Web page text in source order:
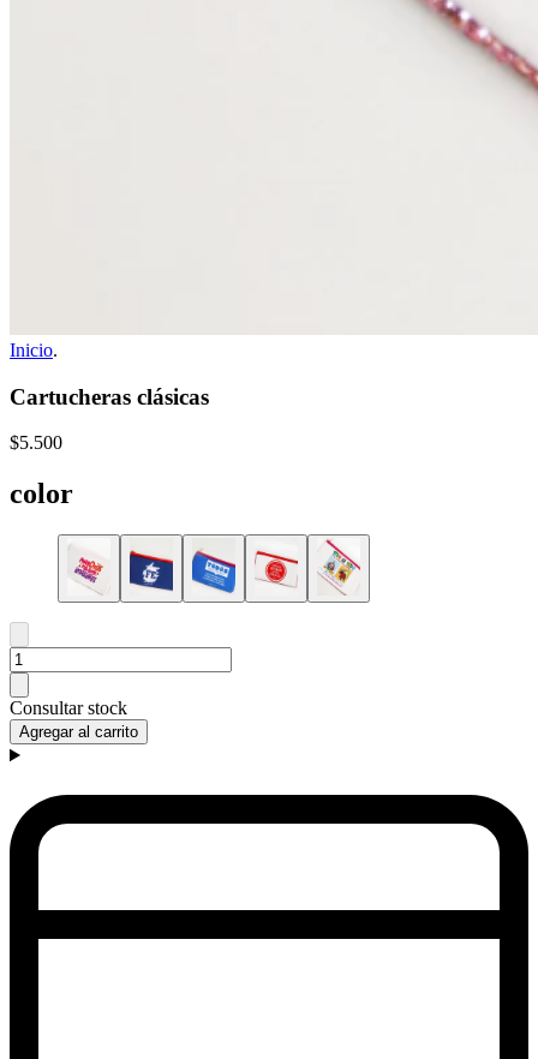
Inicio.
Cartucheras clásicas
$5.500
color
Consultar stock
Agregar al carrito